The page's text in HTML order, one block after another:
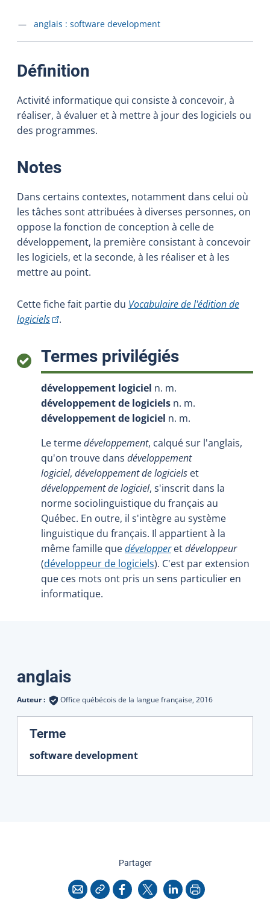
Accéder à la fiche en
anglais : software development
Définition
Activité informatique qui consiste à concevoir, à
réaliser, à évaluer et à mettre à jour des logiciels ou
des programmes.
Notes:
Dans certains contextes, notamment dans celui où
les tâches sont attribuées à diverses personnes, on
oppose la fonction de conception à celle de
développement, la première consistant à concevoir
les logiciels, et la seconde, à les réaliser et à les
mettre au point.
Cette fiche fait partie du Vocabulaire de l'édition de
logiciels(Cet hyperlien externe s'ouvrira dans une nouvelle
.
Termes privilégiés:
développement logiciel n. m.
développement de logiciels n. m.
développement de logiciel n. m.
Le termedéveloppement, calqué sur l'anglais,
qu'on trouve dans développement
logiciel, développement de logiciels et
développement de logiciel, s'inscrit dans la
norme sociolinguistique du français au
Québec. En outre, il s'intègre au système
linguistique du français. Il appartient à la
même famille quedévelopperetdéveloppeur
(développeur de logiciels). C'est par extension
que ces mots ont pris un sens particulier en
informatique.
Traductions
anglais
Auteur : Office québécois de la langue française, 2016
Terme:
software development
Partagercette page
CourrielCopier l'adresse
Facebook
X LinkedInImprimer